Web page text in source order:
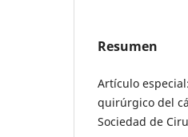
Resumen
Artículo
quirúrgico del
Sociedad de